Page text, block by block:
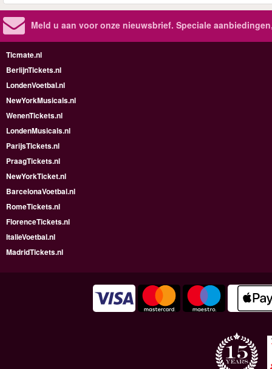
Meld u aan voor onze nieuwsbrief. Speciale
Ticmate.nl
BerlijnTickets.nl
LondenVoetbal.nl
NewYorkMusicals.nl
WenenTickets.nl
LondenMusicals.nl
ParijsTickets.nl
PraagTickets.nl
NewYorkTicket.nl
BarcelonaVoetbal.nl
RomeTickets.nl
FlorenceTickets.nl
ItalieVoetbal.nl
MadridTickets.nl